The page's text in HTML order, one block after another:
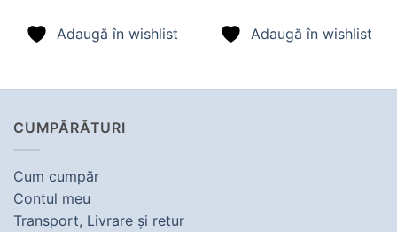
Adaugă în wishlist Adaugă în wishlist
CUMPĂRĂTURI
Cum cumpăr
Contul meu
Transport, Livrare şi retur